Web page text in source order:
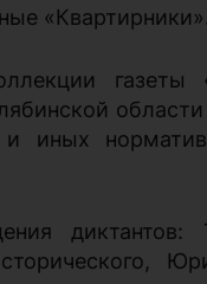
«Квартирники».
газеты
области
и иных
диктантов: